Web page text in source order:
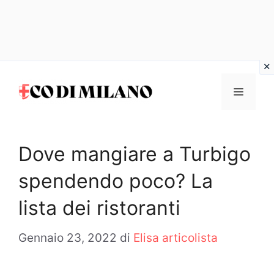
MENU
Dove mangiare a Turbigo
spendendo poco? La
lista dei ristoranti
Gennaio 23, 2022 di Elisa articolista